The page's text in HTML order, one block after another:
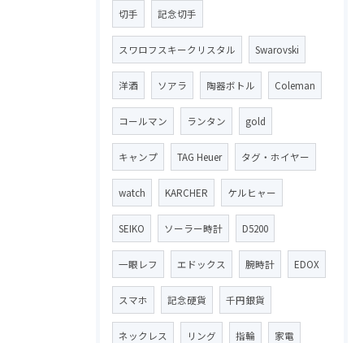
切手 記念切手
スワロフスキークリスタル Swarovski
洋酒 ソアラ 陶器ボトル Coleman
コールマン ランタン gold
キャンプ TAG Heuer タグ・ホイヤー
watch KARCHER ケルヒャー
SEIKO ソーラー時計 D5200
一眼レフ エドックス 腕時計 EDOX
スマホ 記念硬貨 千円銀貨
ネックレス リング 指輪 家電